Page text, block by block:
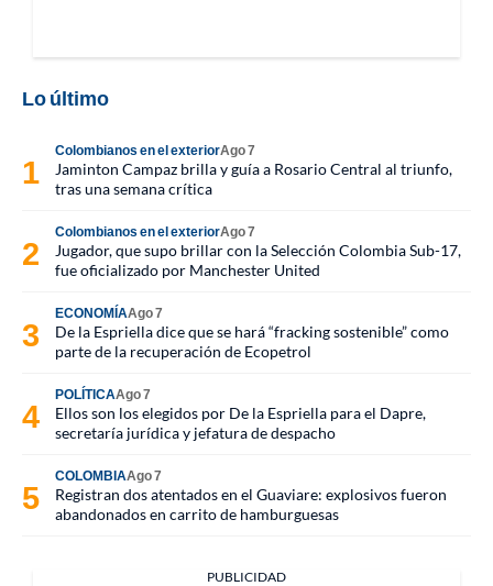
Lo último
Colombianos en el exteriorAgo 7
Jaminton Campaz brilla y guía a Rosario Central al triunfo,
tras una semana crítica
Colombianos en el exteriorAgo 7
Jugador, que supo brillar con la Selección Colombia Sub-17,
fue oficializado por Manchester United
ECONOMÍAAgo 7
De la Espriella dice que se hará “fracking sostenible” como
parte de la recuperación de Ecopetrol
POLÍTICAAgo 7
Ellos son los elegidos por De la Espriella para el Dapre,
secretaría jurídica y jefatura de despacho
COLOMBIAAgo 7
Registran dos atentados en el Guaviare: explosivos fueron
abandonados en carrito de hamburguesas
PUBLICIDAD